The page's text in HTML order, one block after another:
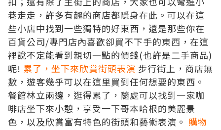
巷走走，許多有趣的商店都隱身在此。可以在這
些小店中找到一些獨特的好東西，還是那些你在
百貨公司/專門店內喜歡卻買不下手的東西，在這
裡說不定能看到親切一點的價錢(也許是二手商品)
呢! 累了，坐下來欣賞街頭表演 步行街上，商店無
數，遊客幾乎可以在這里買到任何想要的東西。
餐館林立兩邊，逛得累了，隨處可以找到一家咖
啡店坐下來小憩，享受一下哥本哈根的美麗景
色，以及欣賞富有特色的街頭和藝術表演。 購物